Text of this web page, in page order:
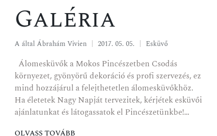
Galéria
A általÁbrahám Vivien 2017. 05. 05. Esküvő
Álomesküvők a Mokos Pincészetben Csodás
környezet, gyönyörű dekoráció és profi szervezés, ez
mind hozzájárul a felejthetetlen álomesküvőkhöz.
Ha életetek Nagy Napját tervezitek, kérjétek esküvői
ajánlatunkat és látogassatok el Pincészetünkbe!…
OLVASS TOVÁBB